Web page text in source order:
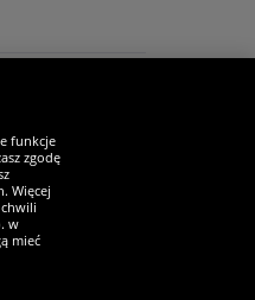
funkcje
zgodę
Więcej
w
mieć